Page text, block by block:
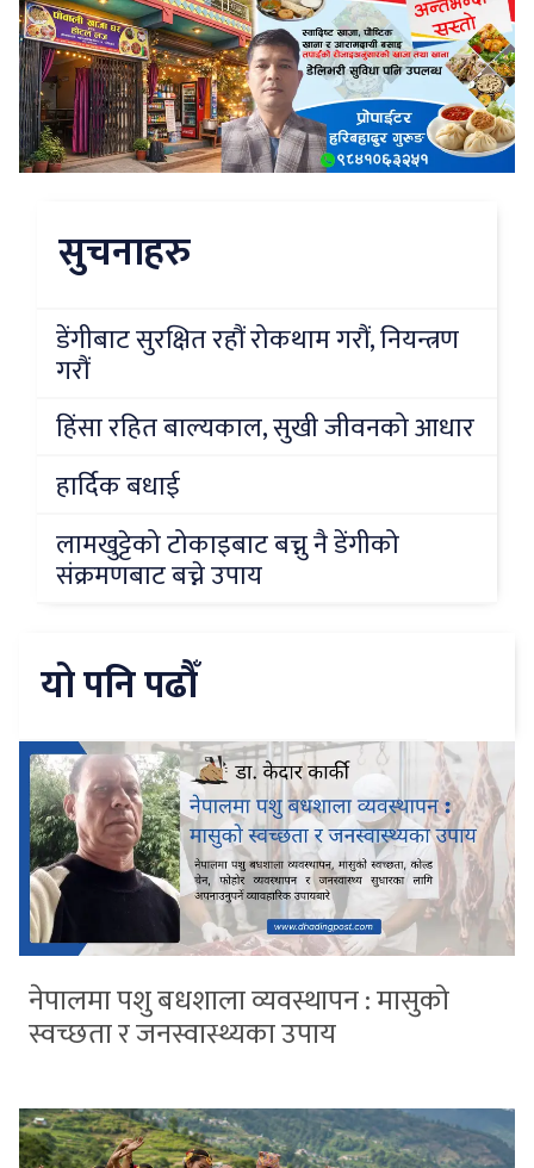
सुचनाहरु
डेंगीबाट सुरक्षित रहौं रोकथाम गरौं, नियन्त्रण
गरौं
हिंसा रहित बाल्यकाल, सुखी जीवनको आधार
हार्दिक बधाई
लामखुट्टेको टोकाइबाट बच्नु नै डेंगीको
संक्रमणबाट बच्ने उपाय
यो पनि पढौँ
नेपालमा पशु बधशाला व्यवस्थापन : मासुको
स्वच्छता र जनस्वास्थ्यका उपाय